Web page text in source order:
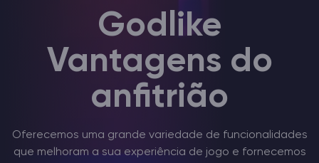
Godlike
Vantagens do
anfitrião
Oferecemos uma grande variedade de funcionalidades
que melhoram a sua experiência de jogo e fornecemos